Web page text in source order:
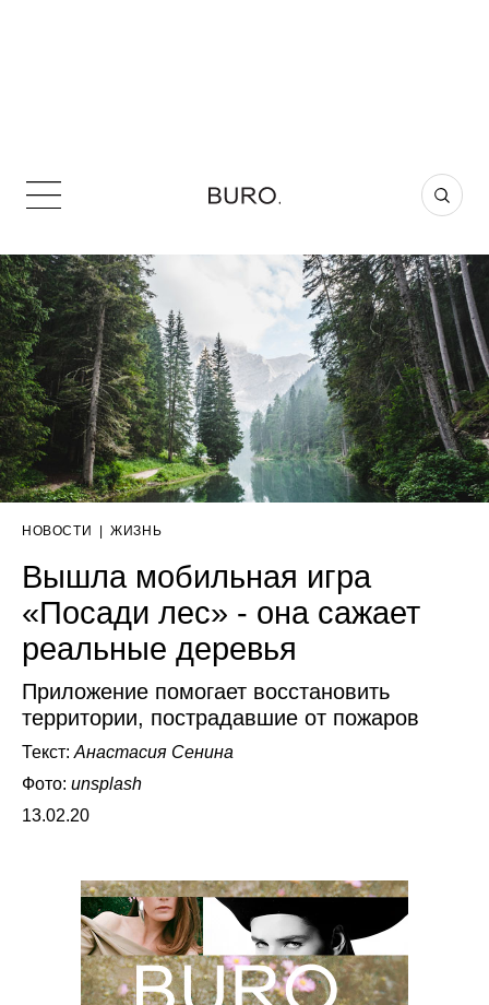
НОВОСТИ ЖИЗНЬ
Вышла мобильная игра
«Посади лес» - она сажает
реальные деревья
Приложение помогает восстановить
территории, пострадавшие от пожаров
Текст: Анастасия Сенина
Фото: unsplash
13.02.20